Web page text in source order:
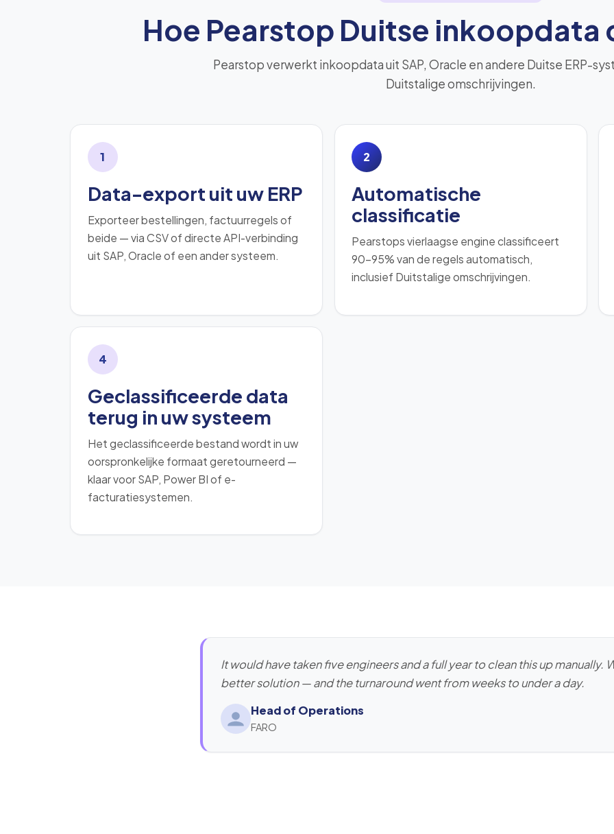
Hoe Pearstop Duitse inkoopdata
Pearstop verwerkt inkoopdata uit SAP, Oracle en andere Duitse ERP-
Duitstalige omschrijvingen.
1
Data-export uit uw ERP
Exporteer bestellingen, factuurregels of
beide — via CSV of directe API-verbinding
uit SAP, Oracle of een ander systeem.
2
Automatische
classificatie
Pearstops vierlaagse engine classificeert
90–95% van de regels automatisch,
inclusief Duitstalige omschrijvingen.
4
Geclassificeerde data
terug in uw systeem
Het geclassificeerde bestand wordt in uw
oorspronkelijke formaat geretourneerd —
klaar voor SAP, Power BI of e-
facturatiesystemen.
It would have taken five engineers and a full year to clean this up manually.
better solution — and the turnaround went from weeks to under a day.
Head of Operations
FARO